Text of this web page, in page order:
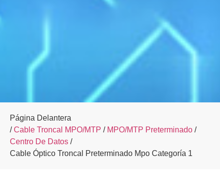
Página Delantera
/Cable Troncal MPO/MTP / MPO/MTP Preterminado /
Centro De Datos /
Cable Óptico Troncal Preterminado Mpo Categoría 1